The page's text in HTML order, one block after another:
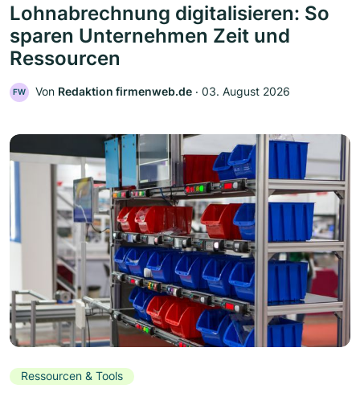
Lohnabrechnung digitalisieren: So
sparen Unternehmen Zeit und
Ressourcen
FW Von Redaktion firmenweb.de ‧ 03. August 2026
Ressourcen & Tools